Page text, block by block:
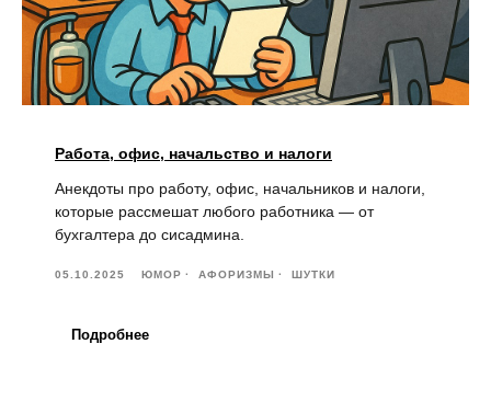
Работа, офис, начальство и налоги
Анекдоты про работу, офис, начальников и налоги,
которые рассмешат любого работника — от
бухгалтера до сисадмина.
05.10.2025 ЮМОР АФОРИЗМЫ ШУТКИ
Подробнее